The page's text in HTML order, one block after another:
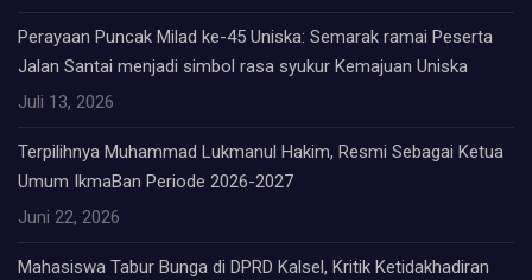
Perayaan Puncak Milad ke-45 Uniska: Semarak ramai Peserta
Jalan Santai menjadi simbol rasa syukur Kemajuan Uniska
Juli 13, 2026
Terpilihnya Muhammad Lukmanul Hakim, Resmi Sebagai Ketua
Umum IkmaBan Periode 2026-2027
Juni 22, 2026
Mahasiswa Tabur Bunga di DPRD Kalsel, Kritik Ketidakhadiran